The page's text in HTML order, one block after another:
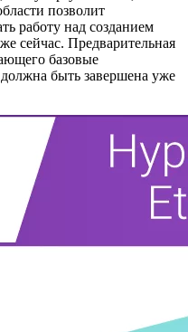
позволит
работу над созданием
сейчас. Предварительная
базовые
быть завершена уже